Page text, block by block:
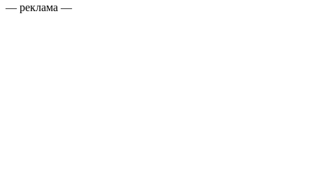
— реклама —